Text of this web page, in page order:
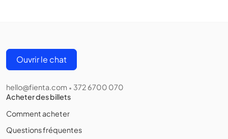
Ouvrir le chat
hello@fienta.com • 372 6700 070
Acheter des billets
Comment acheter
Questions fréquentes